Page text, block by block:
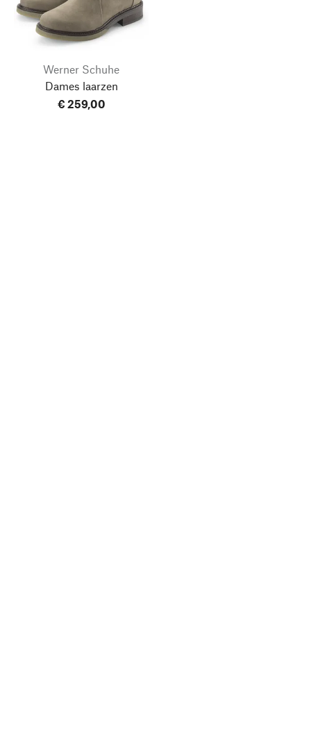
Werner Schuhe
Dames laarzen
€ 259,00